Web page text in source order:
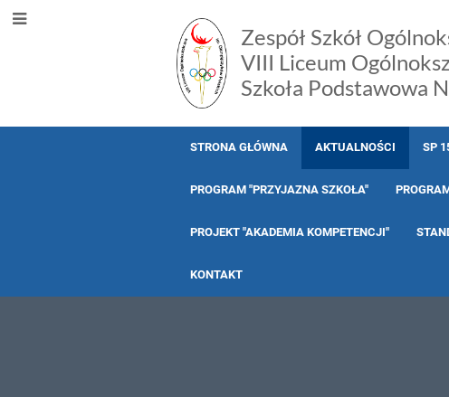
Zespół Szkół
VIII Liceum
Szkoła Podstawowa
STRONA GŁÓWNA AKTUALNOŚCI SP
PROGRAM "PRZYJAZNA SZKOŁA"
PROJEKT "AKADEMIA KOMPETENCJI"
KONTAKT